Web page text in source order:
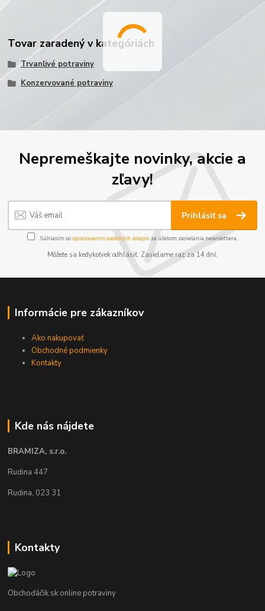
Tovar zaradený v kategóriách
Trvanlivé potraviny
Konzervované potraviny
Nepremeškajte novinky, akcie a
zľavy!
Prihlásiť sa
Súhlasím sospracovaním osobných údajov za účelom zasielania newslettera.
Môžete sa kedykoľvek odhlásiť. Zasielame raz za 14 dní.
Informácie pre zákazníkov
Ako nakupovať
Obchodné podmienky
Kontakty
Kde nás nájdete
BRAMIZA, s.r.o.
Rudina 447
Rudina, 023 31
Kontakty
Obchoďáčik.sk online potraviny